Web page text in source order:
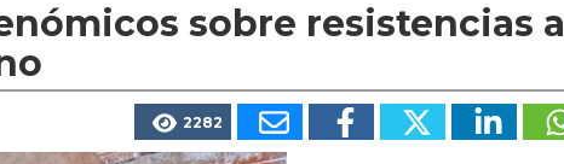
sobre resistencias a
2282